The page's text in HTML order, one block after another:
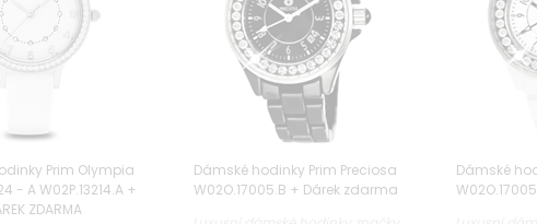
Prim Olympia
- A W02P.13214.A +
ZDARMA
Dámské hodinky Prim Preciosa
W02O.17005.B + Dárek zdarma
Dámské